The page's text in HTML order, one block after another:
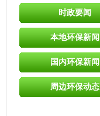
时政要闻
本地环保新闻
国内环保新闻
周边环保动态